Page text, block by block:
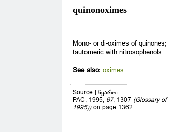
quinonoximes
Mono- or di-oximes of
tautomeric with nitrosophenols.
See also: oximes
Source | წყარო:
PAC, 1995, 67, 1307 (Glossary
1995)) on page 1362